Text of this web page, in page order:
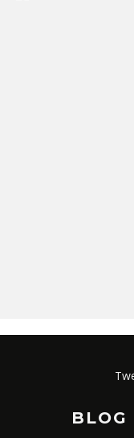
BLOG